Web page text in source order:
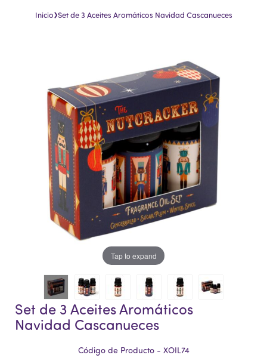
Inicio›Set de 3 Aceites Aromáticos Navidad Cascanueces
imágenes
imágenes
Tap to expand
Set de 3 Aceites Aromáticos
Navidad Cascanueces
Código de Producto - XOIL74